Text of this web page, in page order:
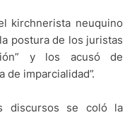
kirchnerista neuquino
postura de los juristas
y los acusó de
de imparcialidad”.
discursos se coló la